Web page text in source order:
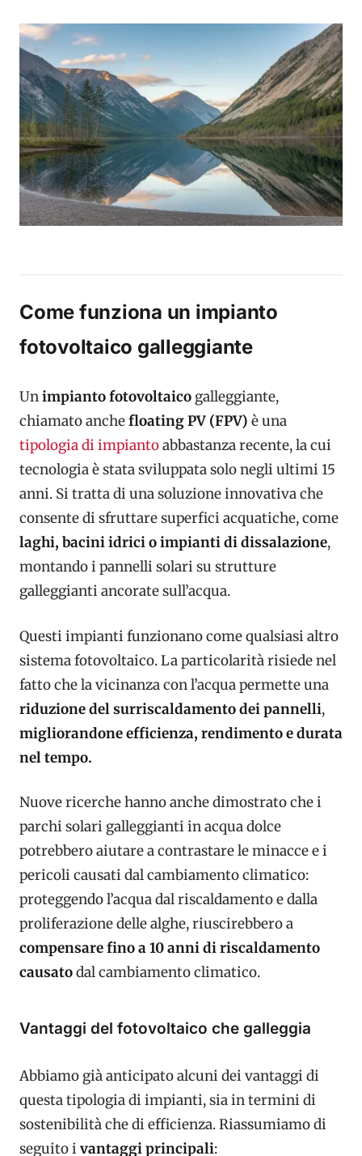
Come funziona un impianto
fotovoltaico galleggiante
Unimpianto fotovoltaico galleggiante,
chiamato anchefloating PV (FPV) è una
tipologia di impiantoabbastanza recente, la cui
tecnologia è stata sviluppata solo negli ultimi 15
anni. Si tratta di una soluzione innovativa che
consente di sfruttare superfici acquatiche, come
laghi, bacini idrici o impianti di dissalazione,
montando i pannelli solari su strutture
galleggianti ancorate sull’acqua.
Questi impianti funzionano come qualsiasi altro
sistema fotovoltaico. La particolarità risiede nel
fatto che la vicinanza con l’acqua permette una
riduzione del surriscaldamento dei pannelli,
migliorandone efficienza, rendimento e durata
nel tempo.
Nuove ricerche hanno anche dimostrato che i
parchi solari galleggianti in acqua dolce
potrebbero aiutare a contrastare le minacce e i
pericoli causati dal cambiamento climatico:
proteggendo l’acqua dal riscaldamento e dalla
proliferazione delle alghe, riuscirebbero a
compensare fino a 10 anni di riscaldamento
causatodal cambiamento climatico.
Vantaggi del fotovoltaico che galleggia
Abbiamo già anticipato alcuni dei vantaggi di
questa tipologia di impianti, sia in termini di
sostenibilità che di efficienza. Riassumiamo di
seguito i vantaggi principali: